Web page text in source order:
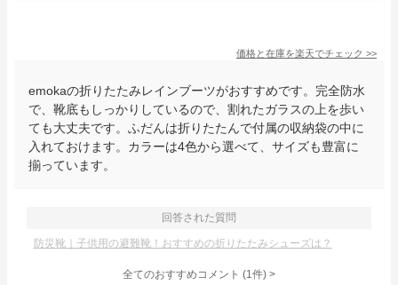
価格と在庫を楽天でチェック >>
emokaの折りたたみレインブーツがおすすめです。完全防水
で、靴底もしっかりしているので、割れたガラスの上を歩い
ても大丈夫です。ふだんは折りたたんで付属の収納袋の中に
入れておけます。カラーは4色から選べて、サイズも豊富に
揃っています。
回答された質問
防災靴｜子供用の避難靴！おすすめの折りたたみシューズは？
全てのおすすめコメント (1件) >